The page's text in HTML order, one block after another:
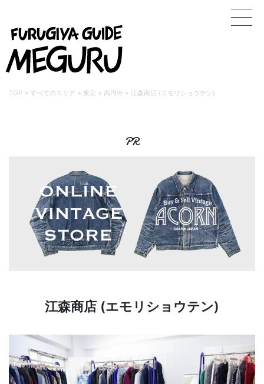
TOP > すべてのエリア > 東京 > 高円寺 > 江森商店 (エモリショウテン)
PR
江森商店 (エモリショウテン)